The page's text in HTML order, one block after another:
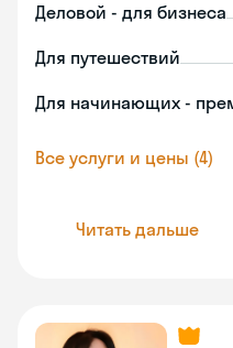
Деловой - для бизнеса
Для путешествий
Для начинающих -
Все услуги и цены (4)
Читать дальше